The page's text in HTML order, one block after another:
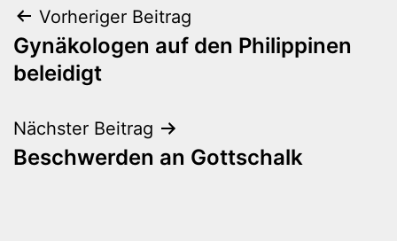
Beitragsnavigation
Vorheriger Beitrag
Gynäkologen auf den Philippinen
beleidigt
Nächster Beitrag
Beschwerden an Gottschalk